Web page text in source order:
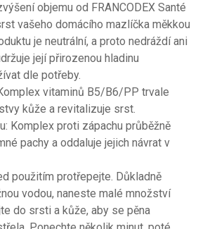
objemu od FRANCODEX Santé
vašeho domácího mazlíčka měkkou
je neutrální, a proto nedráždí ani
její přirozenou hladinu
dle potřeby.
vitaminů B5/B6/PP trvale
kůže a revitalizuje srst.
Komplex proti zápachu průběžně
pachy a oddaluje jejich návrat v
použitím protřepejte. Důkladně
vodou, naneste malé množství
do srsti a kůže, aby se pěna